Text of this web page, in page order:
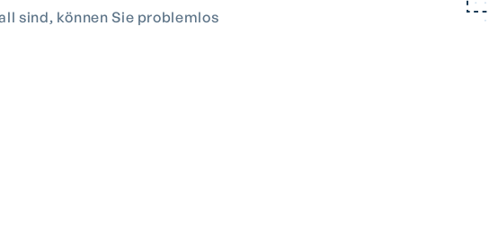
sind, können Sie problemlos